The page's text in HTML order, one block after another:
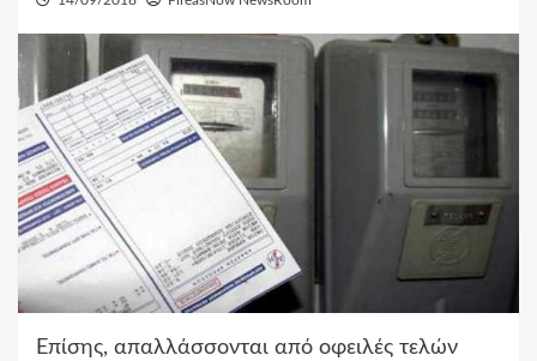
Επίσης, απαλλάσσονται από οφειλές τελών